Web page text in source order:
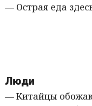
— Острая еда
Люди
— Китайцы